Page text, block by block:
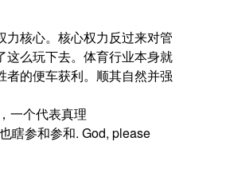
核心。核心权力反过来对管
这么玩下去。体育行业本身就
的便车获利。顺其自然并强
一个代表真理
瞎参和参和. God, please